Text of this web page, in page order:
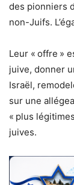
des pionniers
non-Juifs.
Leur « offre »
juive, donner
Israël,
sur une
« plus
juives.